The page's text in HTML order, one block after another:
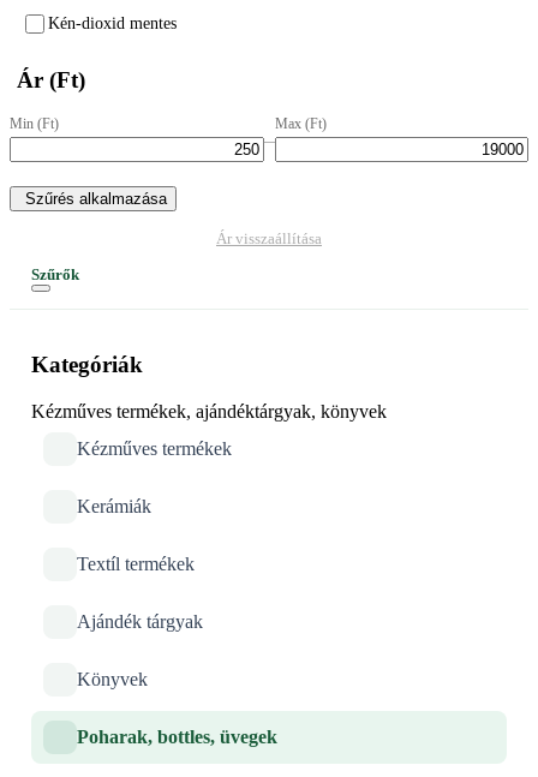
Kén-dioxid mentes
Ár (Ft)
Min (Ft)
–
Max (Ft)
Szűrés alkalmazása
Ár visszaállítása
Szűrők
Kategóriák
Kézműves termékek, ajándéktárgyak, könyvek
Kézműves termékek
Kerámiák
Textíl termékek
Ajándék tárgyak
Könyvek
Poharak, bottles, üvegek